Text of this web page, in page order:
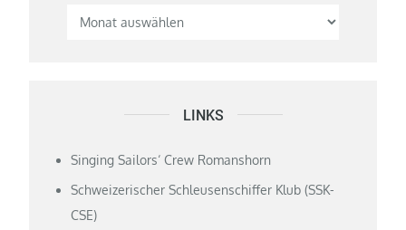
LINKS
Singing Sailors‘ Crew Romanshorn
Schweizerischer Schleusenschiffer Klub (SSK-
CSE)